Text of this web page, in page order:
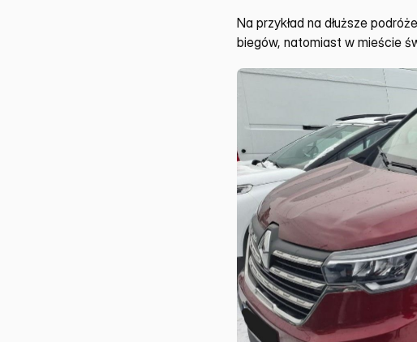
Na przykład na dłuższe
biegów, natomiast w mieście